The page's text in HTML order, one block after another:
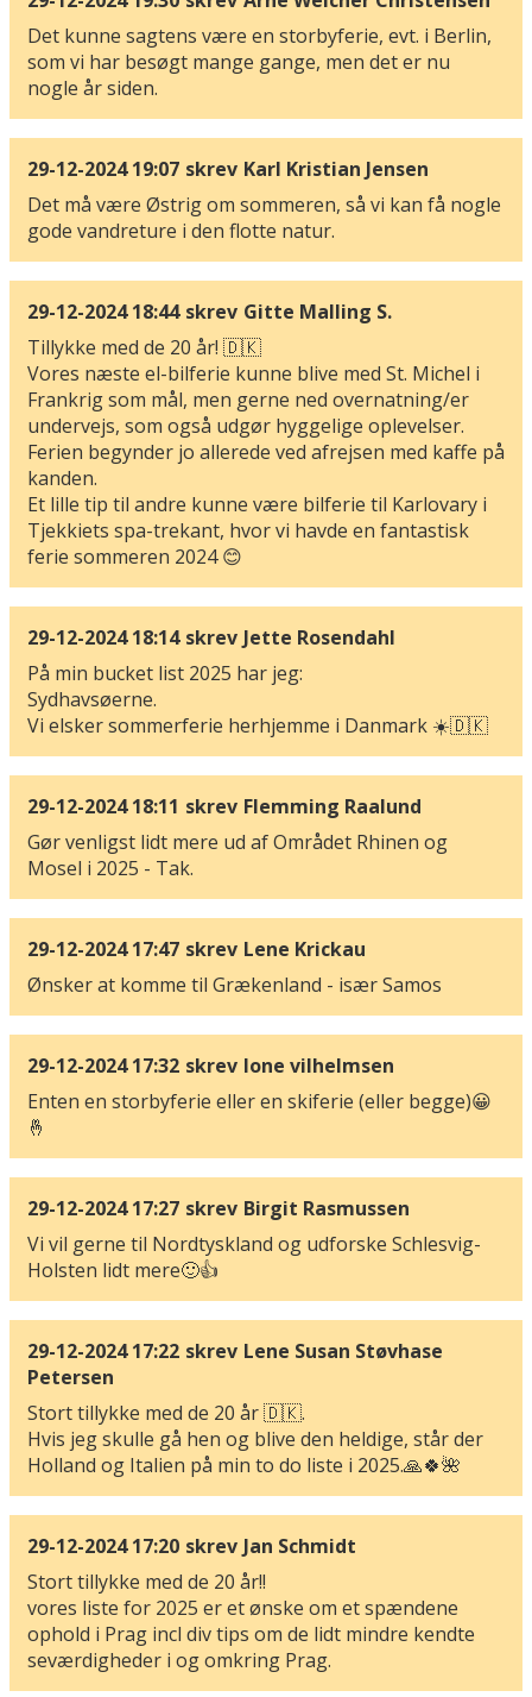
Det kunne sagtens være en storbyferie, evt. i Berlin,
som vi har besøgt mange gange, men det er nu
nogle år siden.
29-12-2024 19:07 skrev Karl Kristian Jensen
Det må være Østrig om sommeren, så vi kan få nogle
gode vandreture i den flotte natur.
29-12-2024 18:44 skrev Gitte Malling S.
Tillykke med de 20 år! 🇩🇰
Vores næste el-bilferie kunne blive med St. Michel i
Frankrig som mål, men gerne ned overnatning/er
undervejs, som også udgør hyggelige oplevelser.
Ferien begynder jo allerede ved afrejsen med kaffe på
kanden.
Et lille tip til andre kunne være bilferie til Karlovary i
Tjekkiets spa-trekant, hvor vi havde en fantastisk
ferie sommeren 2024 😊
29-12-2024 18:14 skrev Jette Rosendahl
På min bucket list 2025 har jeg:
Sydhavsøerne.
Vi elsker sommerferie herhjemme i Danmark ☀️🇩🇰
29-12-2024 18:11 skrev Flemming Raalund
Gør venligst lidt mere ud af Området Rhinen og
Mosel i 2025 - Tak.
29-12-2024 17:47 skrev Lene Krickau
Ønsker at komme til Grækenland - især Samos
29-12-2024 17:32 skrev lone vilhelmsen
Enten en storbyferie eller en skiferie (eller begge)😀
🤞
29-12-2024 17:27 skrev Birgit Rasmussen
Vi vil gerne til Nordtyskland og udforske Schlesvig-
Holsten lidt mere🙂👍
29-12-2024 17:22 skrev Lene Susan Støvhase
Petersen
Stort tillykke med de 20 år 🇩🇰.
Hvis jeg skulle gå hen og blive den heldige, står der
Holland og Italien på min to do liste i 2025.🙏🍀🌺
29-12-2024 17:20 skrev Jan Schmidt
Stort tillykke med de 20 år!!
vores liste for 2025 er et ønske om et spændene
ophold i Prag incl div tips om de lidt mindre kendte
seværdigheder i og omkring Prag.